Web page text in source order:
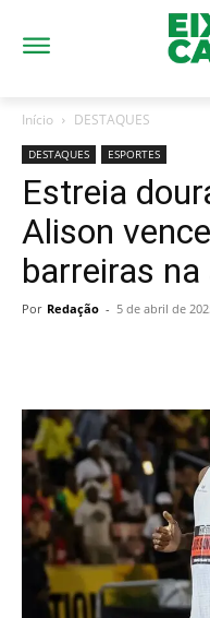
Início DESTAQUES
DESTAQUES ESPORTES
Estreia
Alison
barreiras
Por Redação - 5 de abril de